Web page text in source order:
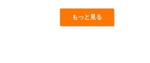
もっと見る